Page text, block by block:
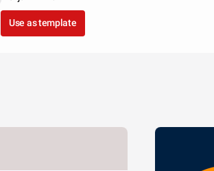
Use as template